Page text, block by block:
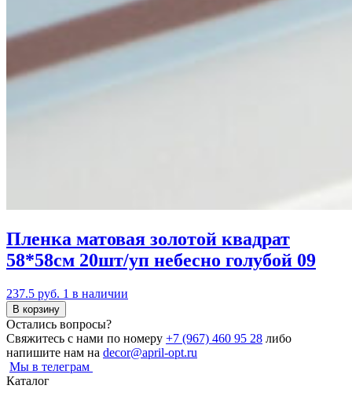
Пленка матовая золотой квадрат
58*58см 20шт/уп небесно голубой 09
237.5 руб. 1 в наличии
В корзину
Остались вопросы?
Свяжитесь с нами по номеру +7 (967) 460 95 28 либо
напишите нам на decor@april-opt.ru
Мы в телеграм
Каталог